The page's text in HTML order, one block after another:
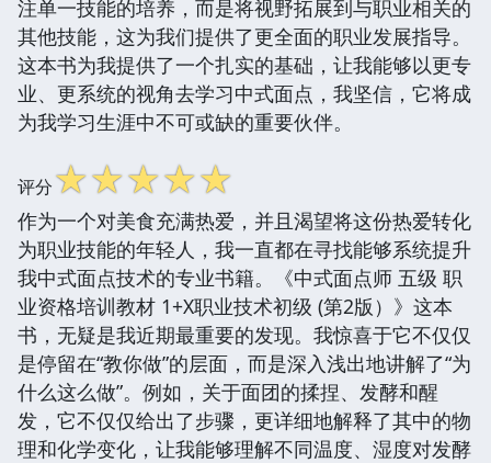
注单一技能的培养，而是将视野拓展到与职业相关的
其他技能，这为我们提供了更全面的职业发展指导。
这本书为我提供了一个扎实的基础，让我能够以更专
业、更系统的视角去学习中式面点，我坚信，它将成
为我学习生涯中不可或缺的重要伙伴。
评分☆☆☆☆☆
作为一个对美食充满热爱，并且渴望将这份热爱转化
为职业技能的年轻人，我一直都在寻找能够系统提升
我中式面点技术的专业书籍。《中式面点师 五级 职
业资格培训教材 1+X职业技术初级 (第2版）》这本
书，无疑是我近期最重要的发现。我惊喜于它不仅仅
是停留在“教你做”的层面，而是深入浅出地讲解了“为
什么这么做”。例如，关于面团的揉捏、发酵和醒
发，它不仅仅给出了步骤，更详细地解释了其中的物
理和化学变化，让我能够理解不同温度、湿度对发酵